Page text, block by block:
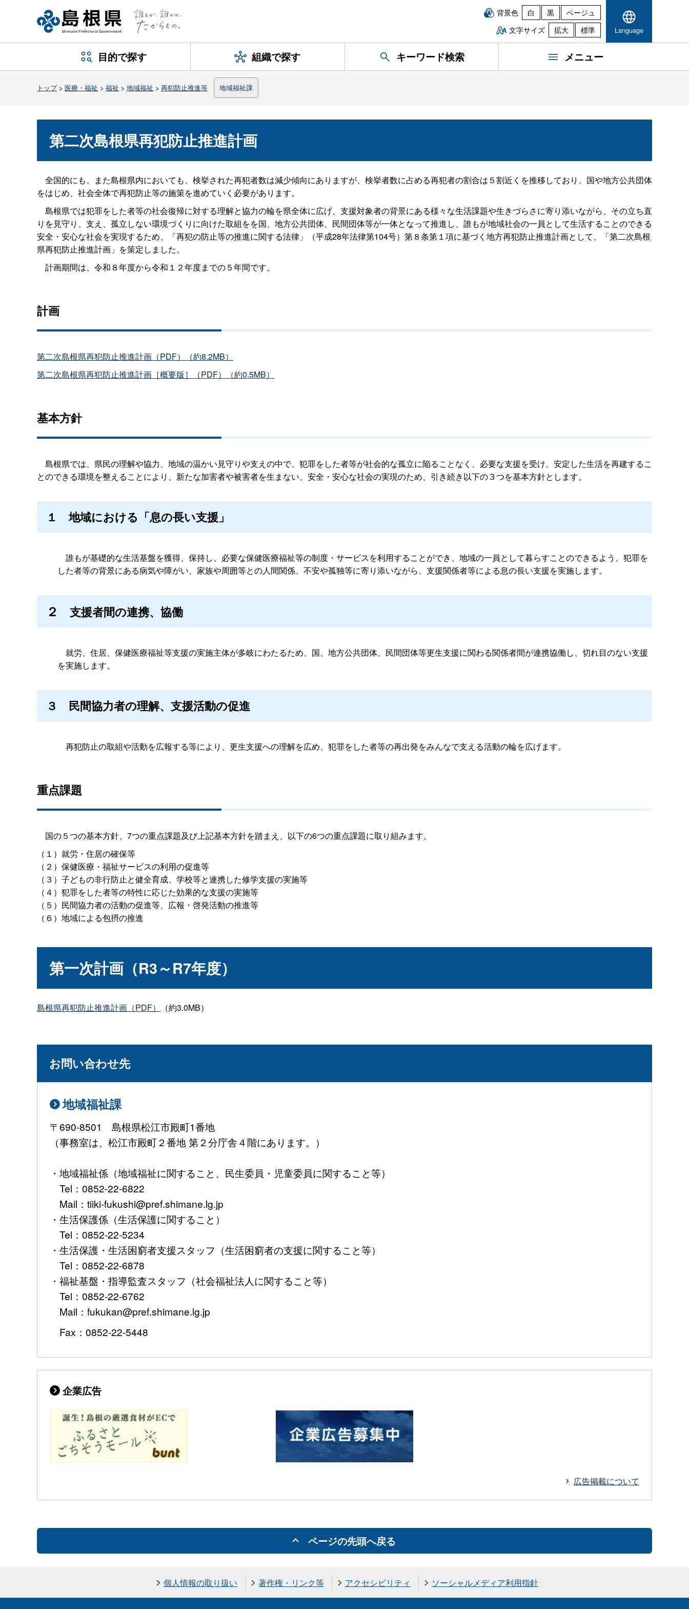
背景色 白 黒
ベージュ
文字サイズ
拡大 標準 Language
目的で探す 組織で探す キーワード検索 メニュー
トップ> 医療・福祉 > 福祉 > 地域福祉 > 再犯防止推進等 地域福祉課
第二次島根県再犯防止推進計画
全国的にも、また島根県内においても、検挙された再犯者数は減少傾向にありますが、検挙者数に占める再犯者の割合は５割近くを推移しており、国や地方公共団体
をはじめ、社会全体で再犯防止等の施策を進めていく必要があります。
島根県では犯罪をした者等の社会復帰に対する理解と協力の輪を県全体に広げ、支援対象者の背景にある様々な生活課題や生きづらさに寄り添いながら、その立ち直
りを見守り、支え、孤立しない環境づくりに向けた取組をを国、地方公共団体、民間団体等が一体となって推進し、誰もが地域社会の一員として生活することのできる
安全・安心な社会を実現するため、「再犯の防止等の推進に関する法律」（平成28年法律第104号）第８条第１項に基づく地方再犯防止推進計画として、「第二次島根
県再犯防止推進計画」を策定しました。
計画期間は、令和８年度から令和１２年度までの５年間です。
計画
第二次島根県再犯防止推進計画（PDF）（約8.2MB）
第二次島根県再犯防止推進計画［概要版］（PDF）（約0.5MB）
基本方針
島根県では、県民の理解や協力、地域の温かい見守りや支えの中で、犯罪をした者等が社会的な孤立に陥ることなく、必要な支援を受け、安定した生活を再建するこ
とのできる環境を整えることにより、新たな加害者や被害者を生まない、安全・安心な社会の実現のため、引き続き以下の３つを基本方針とします。
１地域における「息の長い支援」
誰もが基礎的な生活基盤を獲得、保持し、必要な保健医療福祉等の制度・サービスを利用することができ、地域の一員として暮らすことのできるよう、犯罪を
した者等の背景にある病気や障がい、家族や周囲等との人間関係、不安や孤独等に寄り添いながら、支援関係者等による息の長い支援を実施します。
２支援者間の連携、協働
就労、住居、保健医療福祉等支援の実施主体が多岐にわたるため、国、地方公共団体、民間団体等更生支援に関わる関係者間が連携協働し、切れ目のない支援
を実施します。
３ 民間協力者の理解、支援活動の促進
再犯防止の取組や活動を広報する等により、更生支援への理解を広め、犯罪をした者等の再出発をみんなで支える活動の輪を広げます。
重点課題
国の５つの基本方針、7つの重点課題及び上記基本方針を踏まえ、以下の6つの重点課題に取り組みます。
（１）就労・住居の確保等
（２）保健医療・福祉サービスの利用の促進等
（３）子どもの非行防止と健全育成、学校等と連携した修学支援の実施等
（４）犯罪をした者等の特性に応じた効果的な支援の実施等
（５）民間協力者の活動の促進等、広報・啓発活動の推進等
（６）地域による包摂の推進
第一次計画（R3～R7年度）
島根県再犯防止推進計画（PDF） （約3.0MB）
お問い合わせ先
地域福祉課
〒690-8501 島根県松江市殿町1番地
（事務室は、松江市殿町２番地 第２分庁舎４階にあります。）
・地域福祉係（地域福祉に関すること、民生委員・児童委員に関すること等）
Tel：0852-22-6822
Mail：tiiki-fukushi@pref.shimane.lg.jp
・生活保護係（生活保護に関すること）
Tel：0852-22-5234
・生活保護・生活困窮者支援スタッフ（生活困窮者の支援に関すること等）
Tel：0852-22-6878
・福祉基盤・指導監査スタッフ（社会福祉法人に関すること等）
Tel：0852-22-6762
Mail：fukukan@pref.shimane.lg.jp
Fax：0852-22-5448
企業広告
広告掲載について
ページの先頭へ戻る
個人情報の取り扱い 著作権・リンク等 アクセシビリティ ソーシャルメディア利用指針